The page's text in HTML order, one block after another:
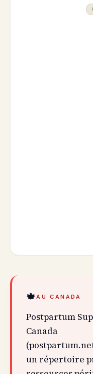
🍁AU CANADA
Postpartum
Canada
un répertoire